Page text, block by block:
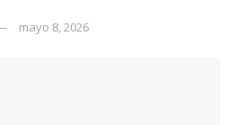
mayo 8, 2026